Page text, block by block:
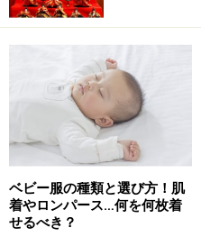
ベビー服の種類と選び方！肌
着やロンパース…何を何枚着
せるべき？